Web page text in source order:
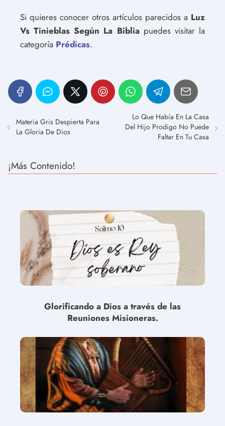
Si quieres conocer otros artículos parecidos a Luz
Vs Tinieblas Según La Bibliapuedes visitar la
categoría Prédicas.
Materia Gris Despierta Para
La Gloria De Dios
Lo Que Había En La Casa
Del Hijo Prodigo No Puede
Faltar En Tu Casa
¡Más Contenido!
Glorificando a Dios a través de las
Reuniones Misioneras.